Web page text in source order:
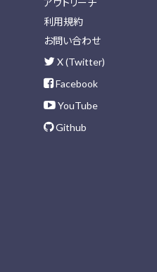
アウトリーチ
利用規約
お問い合わせ
X (Twitter)
Facebook
YouTube
Github